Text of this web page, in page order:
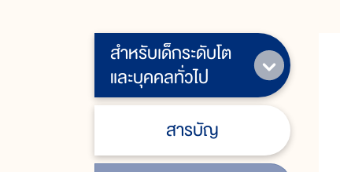
สำหรับเด็กระดับโต
และบุคคลทั่วไป
สารบัญ